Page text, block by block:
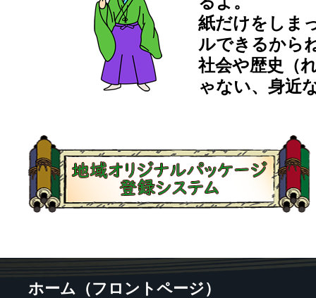
紙だけをしま
ルできるから
社会や歴史（
ゃない、身近
ホーム（フロントページ）